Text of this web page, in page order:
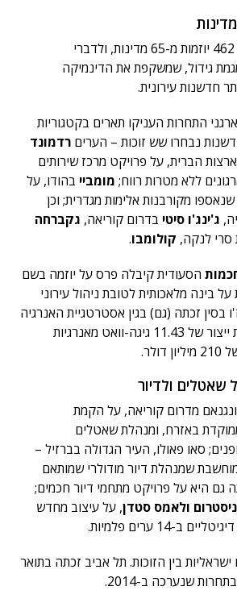
השנה הוגשו לתחרות 462 יוזמות מ-65 מדינות, ולדברי
גידול, שמשקפת את הדינמיקה
חדשנות עירונית.
התחרות העניקו תארים בקטגוריות
נבחרו שש זוכות – הערים רדמונד
הברית, על פרויקט מרכז שירותים
מומביי בהודו, על
מקורבנות אלימות מגדרית; וכן
ג'ינג'ו סיטי בדרום קוריאה, גקברחה
סרי לנקה, קולומבו.
הסעודית קיבלה פרס על יוזמה בשם
בינה מלאכותית לטובת ניהול עירוני
בסין זכתה (גם) בגין אסטרטגיית האנרגיה
הירוקה שלה, שכוללת ייצור של 11.43 גיגה-וואט מאנרגיות
שאטלים ולדיור
מדרום קוריאה, על הקמת
באזרח, ומנהלת שאטלים
סאו פאולו, העיר הגדולה בברזיל –
שמנהלת דיור מודולרי שמותאם
גם היא על פרויקט מתחמי דיור חכמים;
ולאמס סטדן, על עיצוב מחדש
ב-14 ערים פלמיות.
בין הזוכות. תל אביב זכתה בתואר
שנערכה ב-2014.